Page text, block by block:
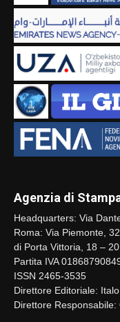
Agenzia di
Headquarters: Via
Roma: Via Piemonte,
di Porta Vittoria, 18 –
Partita IVA
ISSN 2465-3535
Direttore Editoriale:
Direttore